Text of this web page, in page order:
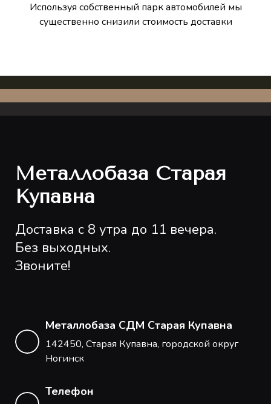
Используя собственный парк автомобилей мы
существенно снизили стоимость доставки
Металлобаза Старая
Купавна
Доставка с 8 утра до 11 вечера.
Без выходных.
Звоните!
Металлобаза СДМ Старая Купавна
142450, Старая Купавна, городской округ
Ногинск
Телефон